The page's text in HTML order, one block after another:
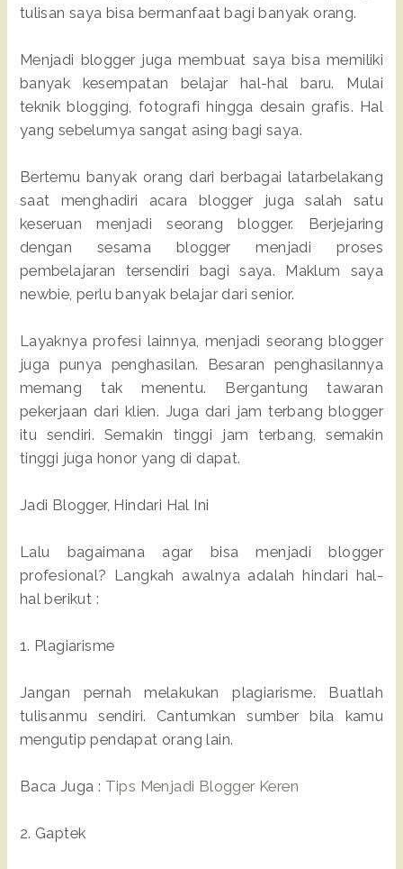
tulisan saya bisa bermanfaat bagi banyak orang.
Menjadi blogger juga membuat saya bisa memiliki
banyak kesempatan belajar hal-hal baru. Mulai
teknik blogging, fotografi hingga desain grafis. Hal
yang sebelumya sangat asing bagi saya.
Bertemu banyak orang dari berbagai latarbelakang
saat menghadiri acara blogger juga salah satu
keseruan menjadi seorang blogger. Berjejaring
dengan sesama blogger menjadi proses
pembelajaran tersendiri bagi saya. Maklum saya
newbie, perlu banyak belajar dari senior.
Layaknya profesi lainnya, menjadi seorang blogger
juga punya penghasilan. Besaran penghasilannya
memang tak menentu. Bergantung tawaran
pekerjaan dari klien. Juga dari jam terbang blogger
itu sendiri. Semakin tinggi jam terbang, semakin
tinggi juga honor yang di dapat.
Jadi Blogger, Hindari Hal Ini
Lalu bagaimana agar bisa menjadi blogger
profesional? Langkah awalnya adalah hindari hal-
hal berikut :
1. Plagiarisme
Jangan pernah melakukan plagiarisme. Buatlah
tulisanmu sendiri. Cantumkan sumber bila kamu
mengutip pendapat orang lain.
Baca Juga : Tips Menjadi Blogger Keren
2. Gaptek